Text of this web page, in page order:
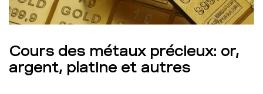
Cours des métaux précieux: or,
argent, platine et autres